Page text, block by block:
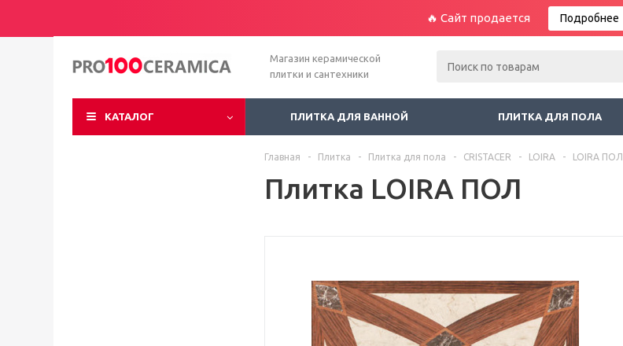
🔥 Сайт продается Подробнее
Магазин керамической
плитки и сантехники
КАТАЛОГ ПЛИТКА ДЛЯ ВАННОЙ ПЛИТКА ДЛЯ ПОЛА
Главная - Плитка - Плитка для пола - CRISTACER - LOIRA - LOIRA ПОЛ
Плитка LOIRA ПОЛ